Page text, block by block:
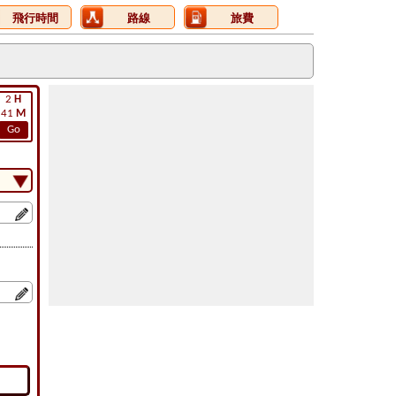
飛行時間 路線 旅費
2 H
41 M
Go